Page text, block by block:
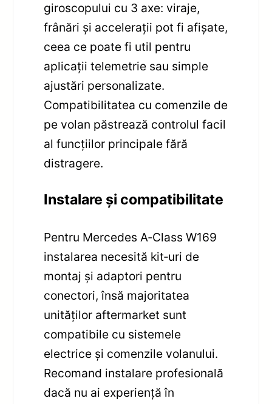
giroscopului cu 3 axe: viraje,
frânări și accelerații pot fi afișate,
ceea ce poate fi util pentru
aplicații telemetrie sau simple
ajustări personalizate.
Compatibilitatea cu comenzile de
pe volan păstrează controlul facil
al funcțiilor principale fără
distragere.
Instalare și compatibilitate
Pentru Mercedes A‑Class W169
instalarea necesită kit‑uri de
montaj și adaptori pentru
conectori, însă majoritatea
unităților aftermarket sunt
compatibile cu sistemele
electrice și comenzile volanului.
Recomand instalare profesională
dacă nu ai experiență în